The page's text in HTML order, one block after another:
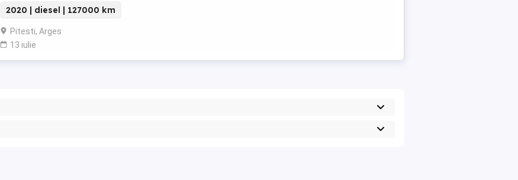
2020 | diesel | 127000 km
Pitesti, Arges
13 iulie